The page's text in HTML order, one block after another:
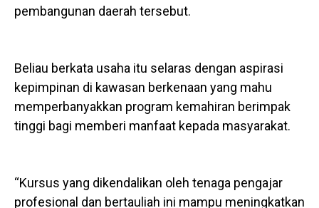
pembangunan daerah tersebut.
Beliau berkata usaha itu selaras dengan aspirasi
kepimpinan di kawasan berkenaan yang mahu
memperbanyakkan program kemahiran berimpak
tinggi bagi memberi manfaat kepada masyarakat.
“Kursus yang dikendalikan oleh tenaga pengajar
profesional dan bertauliah ini mampu meningkatkan